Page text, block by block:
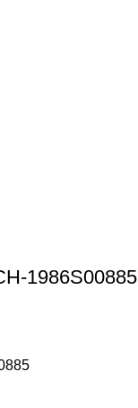
1986S00885